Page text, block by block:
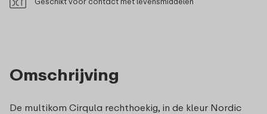
Omschrijving
De multikom Cirqula rechthoekig, in de kleur Nordic